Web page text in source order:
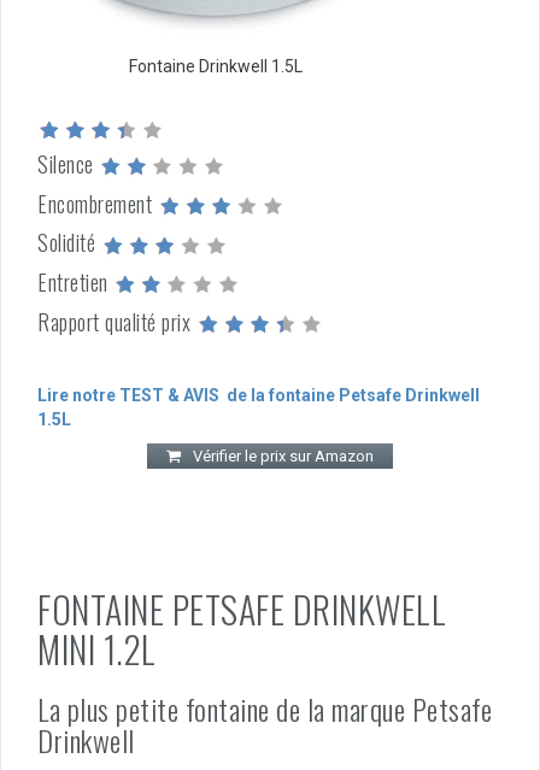
Fontaine Drinkwell 1.5L
Silence
Encombrement
Solidité
Entretien
Rapport qualité prix
Lire notre TEST & AVIS de la fontaine Petsafe Drinkwell
1.5L
Vérifier le prix sur Amazon
FONTAINE PETSAFE DRINKWELL
MINI 1.2L
La plus petite fontaine de la marque Petsafe
Drinkwell